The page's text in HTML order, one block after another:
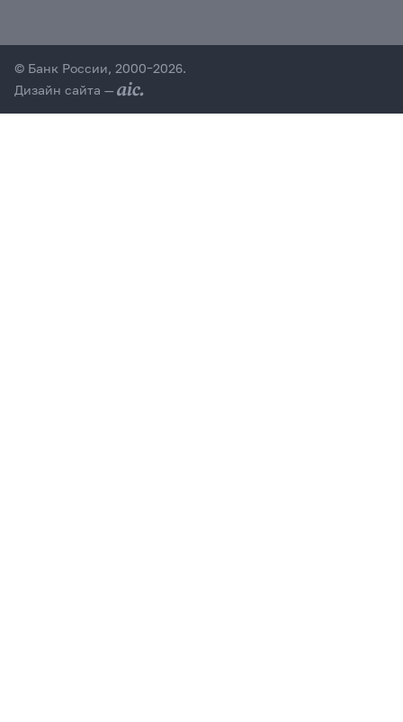
© Банк России, 2000–2026.
Дизайн сайта —